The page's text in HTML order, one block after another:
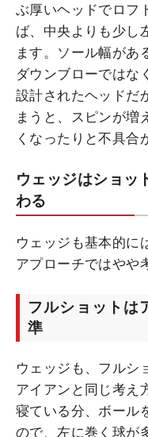
ぶ厚いヘッドでロフ
ば、中央よりも少し
ます。ソール幅があ
ダウンブローではな
設計されたヘッドだ
まうと、スピンが増
くなったりと不具合
ウェッジはショッ
わる
ウェッジも基本的に
アプローチではやや
フルショットは
準
ウェッジも、フルシ
アイアンと同じ考え
寝ている分、ボール
ので、左に巻く球が